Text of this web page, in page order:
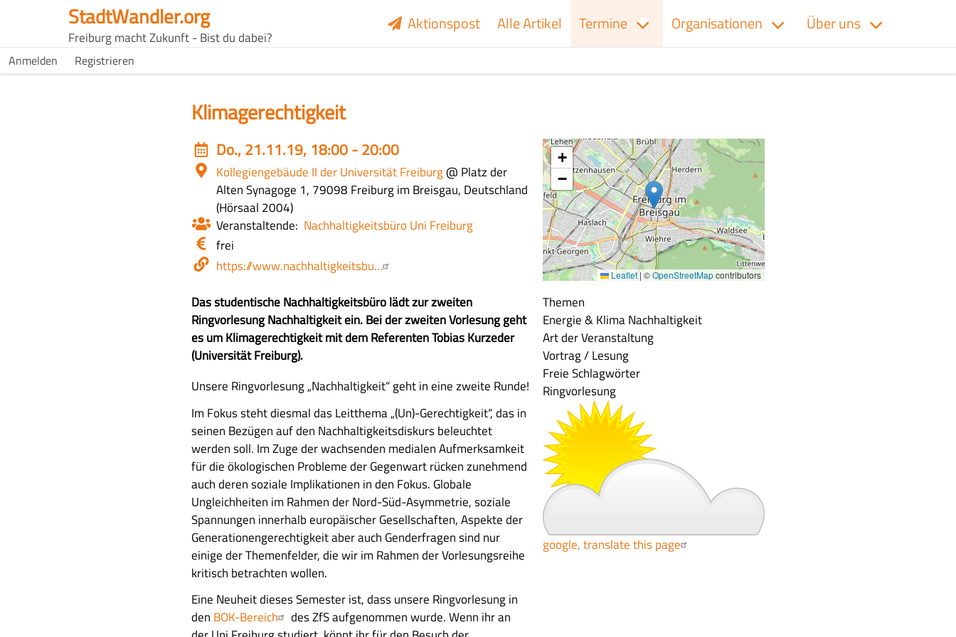
StadtWandler.org
Freiburg macht Zukunft - Bist du dabei?
H4C
Main
Aktionspost Alle Artikel Termine Organisationen Über uns
H4C
Anmelden Registrieren
Klimagerechtigkeit
Event
date
Do., 21.11.19, 18:00 - 20:00
Ort
Kollegiengebäude II der Universität Freiburg@ Platz der
Alten Synagoge 1, 79098 Freiburg im Breisgau, Deutschland
Zusätzliche
Infos
zum
Ort
Hörsaal 2004
Veranstaltende Nachhaltigkeitsbüro Uni Freiburg
Eintritt
/
frei
Webseite
https://www.nachhaltigkeitsbu…
+
−
Leaflet| ©OpenStreetMapcontributors
Z
u
s
a
m
e
n
f
a
s
s
u
n
g
Das studentische Nachhaltigkeitsbüro lädt zur zweiten
Ringvorlesung Nachhaltigkeit ein. Bei der zweiten Vorlesung geht
es um Klimagerechtigkeit mit dem Referenten Tobias Kurzeder
(Universität Freiburg).
Themen
Energie & KlimaNachhaltigkeit
Art der Veranstaltung
Vortrag / Lesung
Freie Schlagwörter
Ringvorlesung
google, translate this page
A
s
f
ü
h
r
l
i
c
h
e
B
e
Unsere Ringvorlesung „Nachhaltigkeit“ geht in eine zweite Runde!
Im Fokus steht diesmal das Leitthema „(Un)-Gerechtigkeit“, das in
seinen Bezügen auf den Nachhaltigkeitsdiskurs beleuchtet
werden soll. Im Zuge der wachsenden medialen Aufmerksamkeit
für die ökologischen Probleme der Gegenwart rücken zunehmend
auch deren soziale Implikationen in den Fokus. Globale
Ungleichheiten im Rahmen der Nord-Süd-Asymmetrie, soziale
Spannungen innerhalb europäischer Gesellschaften, Aspekte der
Generationengerechtigkeit aber auch Genderfragen sind nur
einige der Themenfelder, die wir im Rahmen der Vorlesungsreihe
kritisch betrachten wollen.
Eine Neuheit dieses Semester ist, dass unsere Ringvorlesung in
den BOK-Bereich
des ZfS aufgenommen wurde. Wenn ihr an